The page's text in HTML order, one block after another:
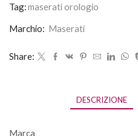
Tag:maserati orologio
Marchio: Maserati
Share:
DESCRIZIONE
Marca